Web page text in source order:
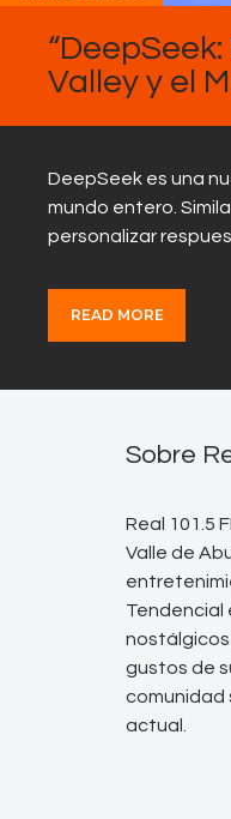
Valley y el
DeepSeek es una
mundo entero.
personalizar
READ MORE
Sobre
Real 101.5
Valle de
Tendencial
nostálgicos
gustos de
comunidad
actual.